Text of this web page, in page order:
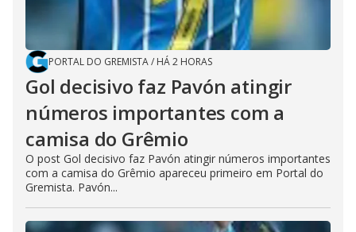
PORTAL DO GREMISTA/ HÁ 2 HORAS
Gol decisivo faz Pavón atingir
números importantes com a
camisa do Grêmio
O post Gol decisivo faz Pavón atingir números importantes
com a camisa do Grêmio apareceu primeiro em Portal do
Gremista. Pavón...